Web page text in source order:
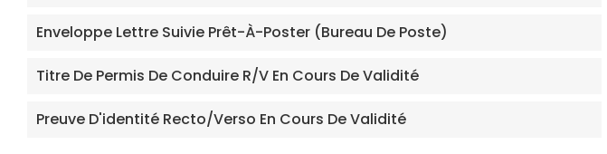
Enveloppe Lettre Suivie Prêt-À-Poster (bureau De Poste)
Titre De Permis De Conduire R/V En Cours De Validité
Preuve D'identité Recto/verso En Cours De Validité